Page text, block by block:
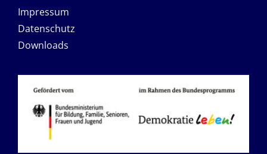
Impressum
Datenschutz
Downloads